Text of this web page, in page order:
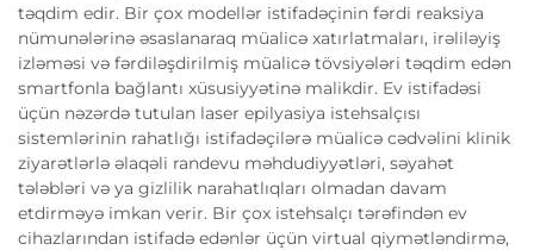
təqdim edir. Bir çox modellər istifadəçinin fərdi reaksiya
nümunələrinə əsaslanaraq müalicə xatırlatmaları, irəliləyiş
izləməsi və fərdiləşdirilmiş müalicə tövsiyələri təqdim edən
smartfonla bağlantı xüsusiyyətinə malikdir. Ev istifadəsi
üçün nəzərdə tutulan laser epilyasiya istehsalçısı
sistemlərinin rahatlığı istifadəçilərə müalicə cədvəlini klinik
ziyarətlərlə əlaqəli randevu məhdudiyyətləri, səyahət
tələbləri və ya gizlilik narahatlıqları olmadan davam
etdirməyə imkan verir. Bir çox istehsalçı tərəfindən ev
cihazlarından istifadə edənlər üçün virtual qiymətləndirmə,